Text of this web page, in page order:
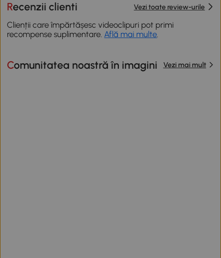
Recenzii clienti Vezi toate review-urile
Clienții care împărtășesc videoclipuri pot primi
recompense suplimentare. Află mai multe.
Comunitatea noastră în imagini Vezi mai mult